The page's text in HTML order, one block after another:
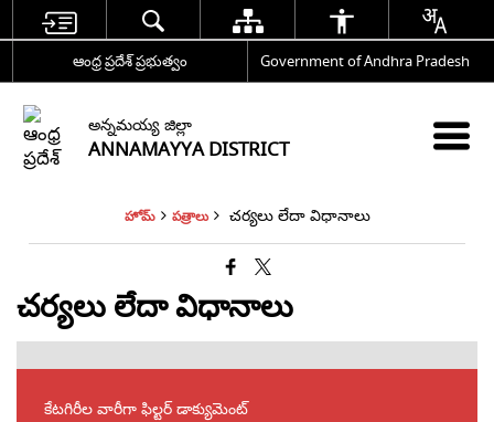
ఆంధ్ర ప్రదేశ్ ప్రభుత్వం Government of Andhra Pradesh
అన్నమయ్య జిల్లా
ANNAMAYYA DISTRICT
హోమ్ పత్రాలు చర్యలు లేదా విధానాలు
చర్యలు లేదా విధానాలు
కేటగిరీల వారీగా ఫిల్టర్ డాక్యుమెంట్